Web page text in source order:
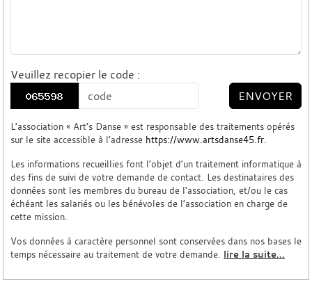
Veuillez recopier le code :
ENVOYER
L’association « Art's Danse » est responsable des traitements opérés
sur le site accessible à l’adresse https://www.artsdanse45.fr.
Les informations recueillies font l’objet d’un traitement informatique à
des fins de suivi de votre demande de contact. Les destinataires des
données sont les membres du bureau de l'association, et/ou le cas
échéant les salariés ou les bénévoles de l’association en charge de
cette mission.
Vos données à caractère personnel sont conservées dans nos bases le
temps nécessaire au traitement de votre demande. lire la suite...